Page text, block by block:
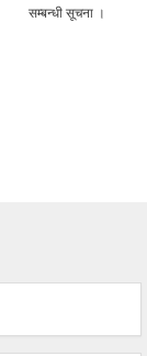
सम्बन्धी सूचना ।